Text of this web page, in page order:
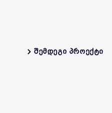
ᲨᲔᲛᲓᲔᲒᲘ ᲞᲠᲝᲔᲥᲢᲘ